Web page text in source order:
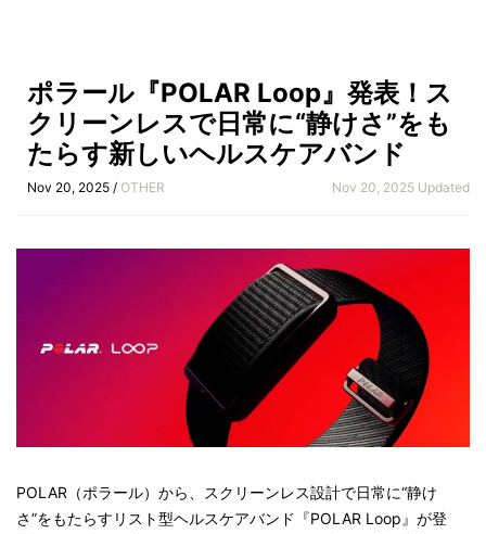
ポラール『POLAR Loop』発表！ス
クリーンレスで日常に“静けさ”をも
たらす新しいヘルスケアバンド
Nov 20, 2025 / OTHER Nov 20, 2025 Updated
POLAR（ポラール）から、スクリーンレス設計で日常に“静け
さ”をもたらすリスト型ヘルスケアバンド『POLAR Loop』が登